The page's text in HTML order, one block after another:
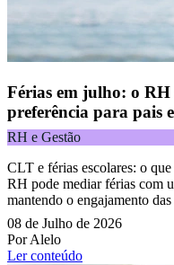
Férias em julho: o RH
preferência para pais
RH e Gestão
CLT e férias escolares: o
RH pode mediar férias com
mantendo o engajamento das
08 de Julho de 2026
Por Alelo
Ler conteúdo